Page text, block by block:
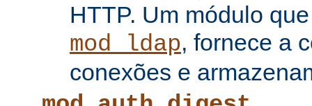
HTTP. Um módulo
mod_ldap, fornece a
conexões e